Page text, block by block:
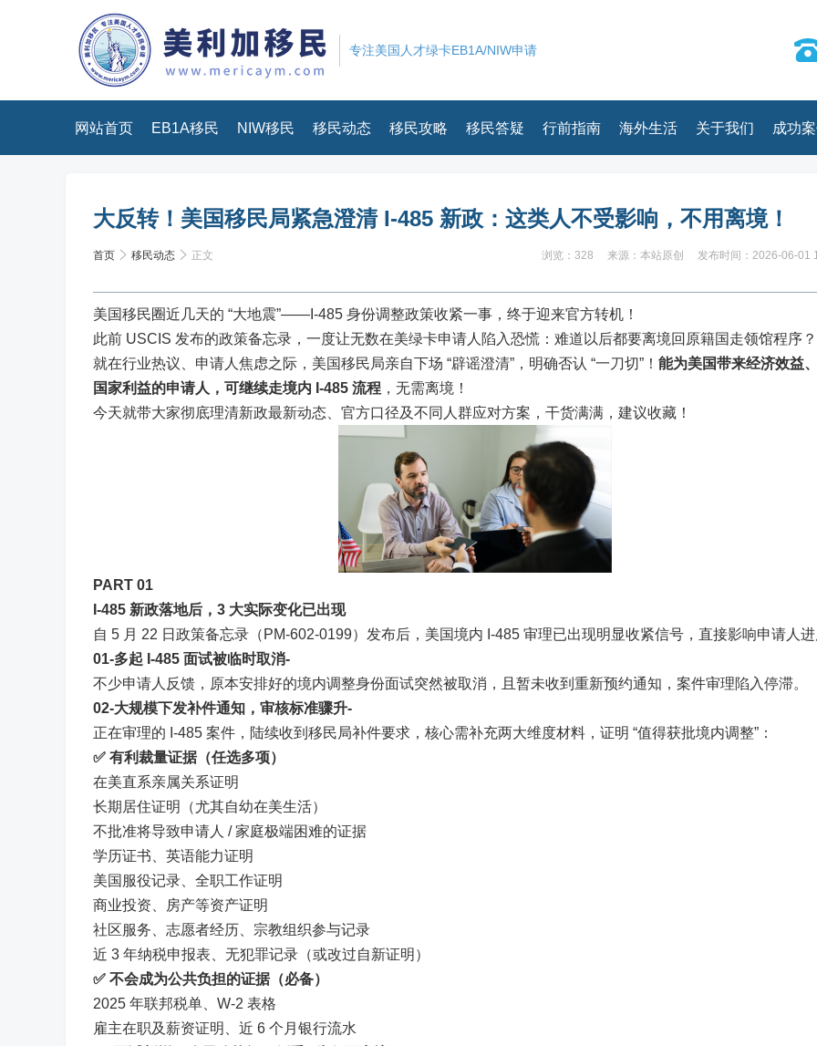
专注美国人才绿卡EB1A/NIW申请
网站首页 EB1A移民 NIW移民 移民动态 移民攻略 移民答疑 行前指南 海外生活 关于我们 成功
大反转！美国移民局紧急澄清 I-485 新政：这类人不受影响，不用离境！
首页 移民动态 正文 浏览：328 来源：本站原创 发布时间：2026-06-01
美国移民圈近几天的 “大地震”——I-485 身份调整政策收紧一事，终于迎来官方转机！
此前 USCIS 发布的政策备忘录，一度让无数在美绿卡申请人陷入恐慌：难道以后都要离境回原籍国走领馆程序
就在行业热议、申请人焦虑之际，美国移民局亲自下场 “辟谣澄清”，明确否认 “一刀切”！ 能为美国带来经济效益
国家利益的申请人，可继续走境内 I-485 流程 ，无需离境！
今天就带大家彻底理清新政最新动态、官方口径及不同人群应对方案，干货满满，建议收藏！
PART 01
I-485 新政落地后，3 大实际变化已出现
自 5 月 22 日政策备忘录（PM-602-0199）发布后，美国境内 I-485 审理已出现明显收紧信号，直接影响申请人
01-多起 I-485 面试被临时取消-
不少申请人反馈，原本安排好的境内调整身份面试突然被取消，且暂未收到重新预约通知，案件审理陷入停滞。
02-大规模下发补件通知，审核标准骤升-
正在审理的 I-485 案件，陆续收到移民局补件要求，核心需补充两大维度材料，证明 “值得获批境内调整”：
✅ 有利裁量证据（任选多项）
在美直系亲属关系证明
长期居住证明（尤其自幼在美生活）
不批准将导致申请人 / 家庭极端困难的证据
学历证书、英语能力证明
美国服役记录、全职工作证明
商业投资、房产等资产证明
社区服务、志愿者经历、宗教组织参与记录
近 3 年纳税申报表、无犯罪记录（或改过自新证明）
✅ 不会成为公共负担的证据（必备）
2025 年联邦税单、W-2 表格
雇主在职及薪资证明、近 6 个月银行流水